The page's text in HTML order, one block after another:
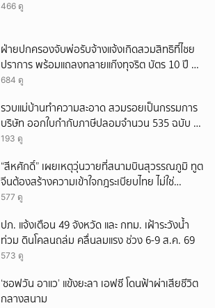
466 ดู
ฝ่ายปกครองจับพ่อรับจ้างแจ้งเกิดสวมสิทธิที่ไชย
ปราการ พร้อมแถลงทลายแก๊งทุจริต บัตร 10 ปี ที่
แม่สอด
684 ดู
รวบแม่บ้านทำความสะอาด สวมรอยเป็นกรรมการ
บริษัท ออกใบกำกับภาษีปลอมจำนวน 535 ฉบับ รัฐ
เสียหายกว่า 129 ล้านบาท
193 ดู
“สีหศักดิ์” เผยเหตุวุ่นวายที่สนามบินสุวรรณภูมิ ทูต
จีนต้องสร้างความเข้าใจกฎระเบียบไทย ไม่ใช่
ปกป้องฝ่ายจีนเพียงอย่างเดียว
577 ดู
ปภ. แจ้งเตือน 49 จังหวัด และ กทม. เฝ้าระวังน้ำ
ท่วม ดินโคลนถล่ม คลื่นลมแรง ช่วง 6-9 ส.ค. 69
573 ดู
‘ซอฟวัน อาแว’ แข้งยะลา เอฟซี โดนฟ้าผ่าเสียชีวิต
กลางสนาม